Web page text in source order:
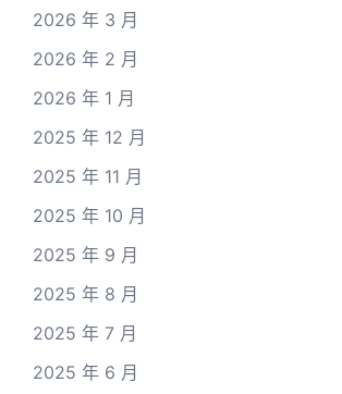
2026 年 3 月
2026 年 2 月
2026 年 1 月
2025 年 12 月
2025 年 11 月
2025 年 10 月
2025 年 9 月
2025 年 8 月
2025 年 7 月
2025 年 6 月